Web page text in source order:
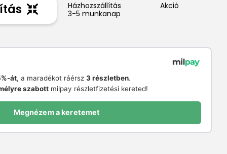
Házhozszállítás
3-5 munkanap
Akció
át, a maradékot ráérsz 3 részletben.
szabottmilpay részletfizetési kereted!
Megnézem a keretemet